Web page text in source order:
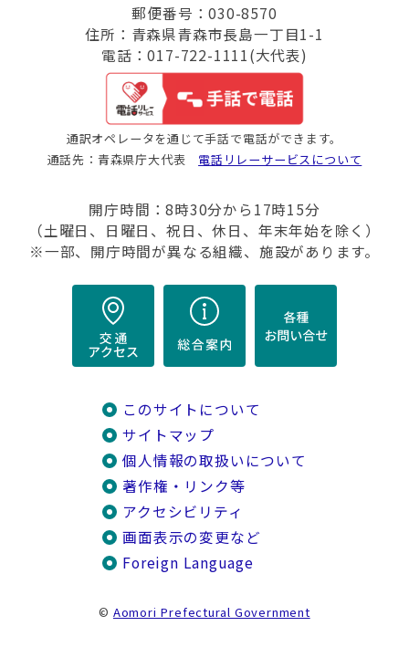
郵便番号：030-8570
住所：青森県青森市長島一丁目1-1
電話：017-722-1111(大代表)
通訳オペレータを通じて手話で電話ができます。
通話先：青森県庁大代表 電話リレーサービスについて
開庁時間：8時30分から17時15分
（土曜日、日曜日、祝日、休日、年末年始を除く）
※一部、開庁時間が異なる組織、施設があります。
このサイトについて
サイトマップ
個人情報の取扱いについて
著作権・リンク等
アクセシビリティ
画面表示の変更など
Foreign Language
© Aomori Prefectural Government